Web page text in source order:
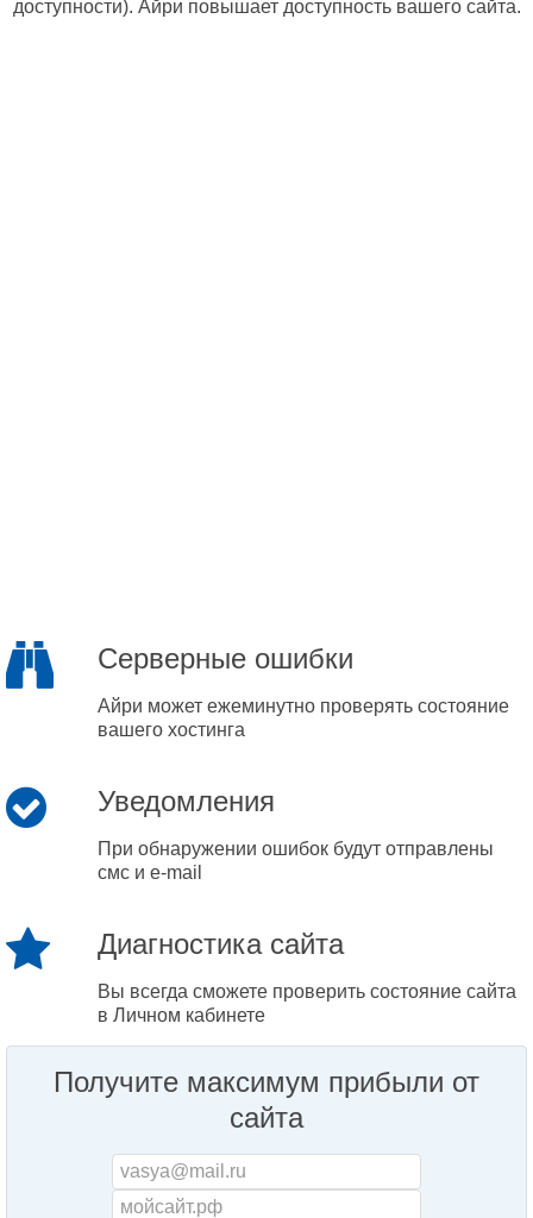
доступности). Айри повышает доступность вашего сайта.
Серверные ошибки
Айри может ежеминутно проверять состояние
вашего хостинга
Уведомления
При обнаружении ошибок будут отправлены
смс и e-mail
Диагностика сайта
Вы всегда сможете проверить состояние сайта
в Личном кабинете
Получите максимум прибыли от
сайта